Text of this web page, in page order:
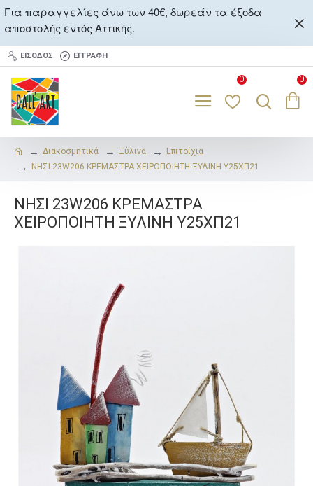
Για παραγγελίες άνω των 40€, δωρεάν τα έξοδα
αποστολής εντός Αττικής.
ΕΊΣΟΔΟΣ ΕΓΓΡΑΦΉ
0 0
Διακοσμητικά Ξύλινα
Επιτοίχια
ΝΗΣΙ 23W206 ΚΡΕΜΑΣΤΡΑ ΧΕΙΡΟΠΟΙΗΤΗ ΞΥΛΙΝΗ Υ25ΧΠ21
ΝΗΣΙ 23W206 ΚΡΕΜΑΣΤΡΑ
ΧΕΙΡΟΠΟΙΗΤΗ ΞΥΛΙΝΗ Υ25ΧΠ21